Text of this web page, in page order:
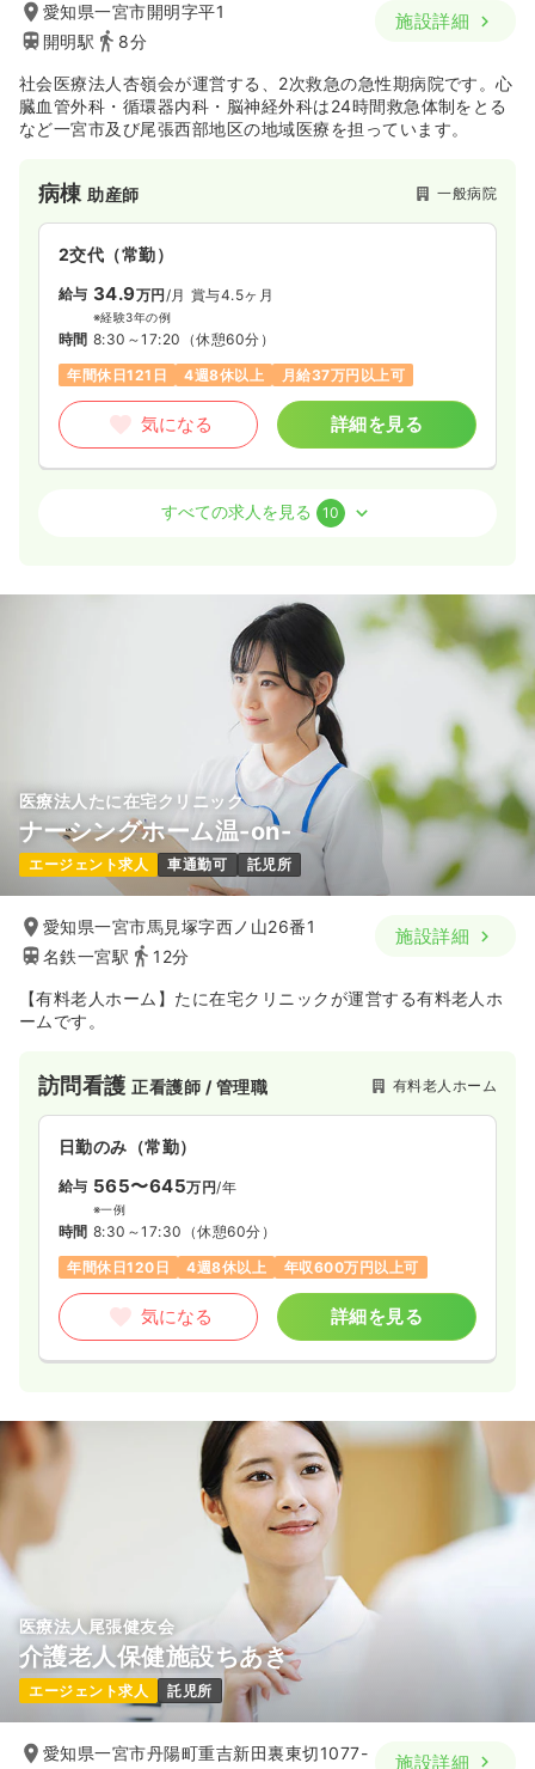
愛知県一宮市開明字平1
開明駅
8分
施設詳細
社会医療法人杏嶺会が運営する、2次救急の急性期病院です。心
臓血管外科・循環器内科・脳神経外科は24時間救急体制をとる
など一宮市及び尾張西部地区の地域医療を担っています。
病棟助産師 一般病院
2交代（常勤）
給与 34.9万円/月 賞与4.5ヶ月
※経験3年の例
時間 8:30～17:20 （休憩60分）
年間休日121日
4週8休以上 月給37万円以上可
気になる 詳細を見る
正看護師
年間休日121日 4週8休以上
月給27万円以上可
詳細を見る
日勤のみ（パート） 一時募集休止
給与 時給1,650円
時間 8:30～17:20 （休憩60分）
日祝休み
オンコールあり
透析正看護師
29.4
※経験3年の例
時間 8:30～17:20（休憩60分）
日曜休み
年間休日123日 4週8休以上
第二新卒可
月給31万円以上可
気になる 詳細を見る
正看護師 一般病院
賞与4.5ヶ月
（休憩60分）
年間休日121日
4週8休以上
第二新卒可
月給35万円以上可
気になる
すべての求人を見る 10
医療法人たに在宅クリニック
ナーシングホーム温-on-
エージェント求人 車通勤可 託児所
愛知県一宮市馬見塚字西ノ山26番1
名鉄一宮駅
12分
施設詳細
【有料老人ホーム】たに在宅クリニックが運営する有料老人ホ
ームです。
訪問看護正看護師 / 管理職 有料老人ホーム
日勤のみ（常勤）
給与 565〜645万円/年
※一例
時間 8:30～17:30 （休憩60分）
年間休日120日
4週8休以上 年収600万円以上可
気になる 詳細を見る
医療法人尾張健友会
介護老人保健施設ちあき
エージェント求人 託児所
愛知県一宮市丹陽町重吉新田裏東切1077-
施設詳細